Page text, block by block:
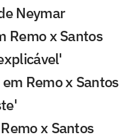
Neymar
Remo x Santos
Remo x Santos
x Santos